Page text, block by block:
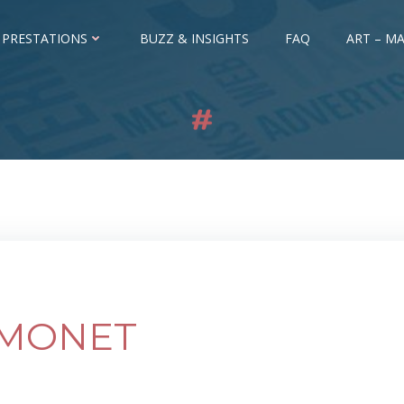
BUZZ & INSIGHTS FAQ ART –